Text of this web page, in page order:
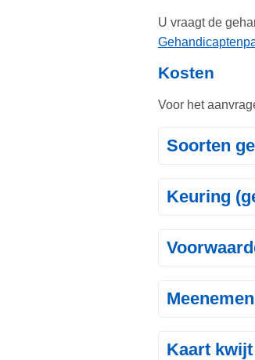
U vraagt de
Kosten
Voor het
Soorten
Keuring
Kaart